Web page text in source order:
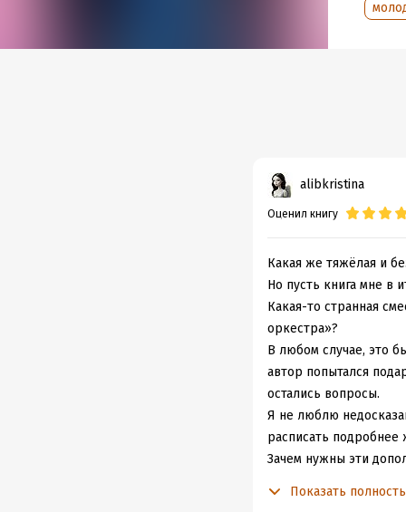
Дата
alibkristina
Оценил книгу
Какая же тяжёлая и
Но пусть книга мне в
Какая-то странная
оркестра»?
В любом случае, это
автор попытался
остались вопросы.
Я не люблю
расписать
Зачем нужны эти
Показать